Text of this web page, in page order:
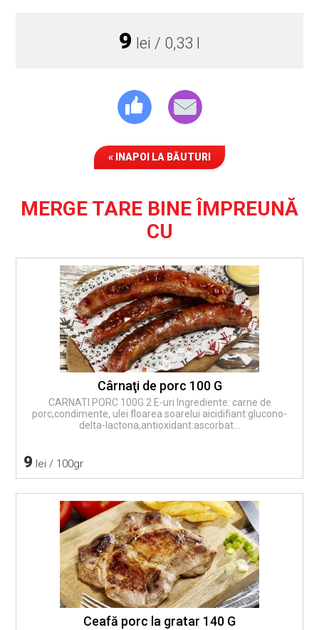
9 lei / 0,33 l
« INAPOI LA BĂUTURI
MERGE TARE BINE ÎMPREUNĂ
CU
Cârnaţi de porc 100 G
CARNATI PORC 100G 2 E-uri Ingrediente: carne de
porc,condimente, ulei floarea soarelui aicidifiant:glucono-
delta-lactona,antioxidant:ascorbat...
9 lei / 100gr
Ceafă porc la gratar 140 G